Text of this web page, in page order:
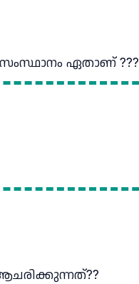
സംസ്ഥാനം ഏതാണ് ???